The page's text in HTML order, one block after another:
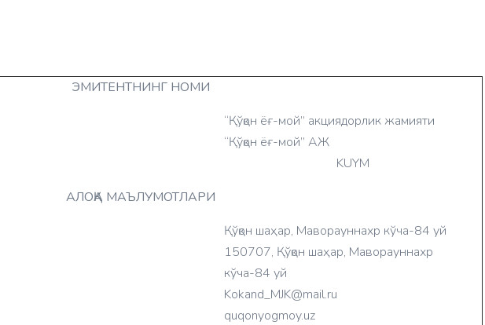
ЭМИТЕНТНИНГ НОМИ
“Қўқон ёғ-мой” акциядорлик жамияти
“Қўқон ёғ-мой” АЖ
KUYM
АЛОҚА МАЪЛУМОТЛАРИ
Қўқон шаҳар, Маворауннахр кўча-84 уй
150707, Қўқон шаҳар, Маворауннахр
кўча-84 уй
Kokand_MJK@mail.ru
quqonyogmoy.uz